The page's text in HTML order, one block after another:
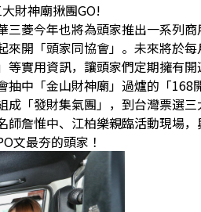
財神廟揪團GO!
菱今年也將為頭家推出一系列商
開「頭家同協會」。未來將於
等實用資訊，讓頭家們定期擁有
中「金山財神廟」過爐的「168
「發財集氣團」，到台灣票選三
詹惟中、江柏樂親臨活動現場
文最夯的頭家！